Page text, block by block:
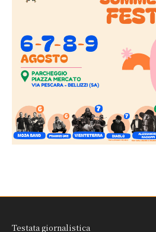
Testata giornalistica